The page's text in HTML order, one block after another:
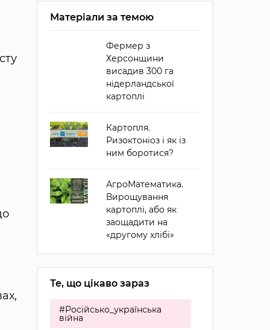
Матеріали за темою
Фермер з
Херсонщини
висадив 300 га
нідерландської
картоплі
Картопля.
Ризоктоніоз і як із
ним боротися?
АгроМатематика.
Вирощування
картоплі, або як
заощадити на
«другому хлібі»
Те, що цікаво зараз
#Російсько_українська
війна